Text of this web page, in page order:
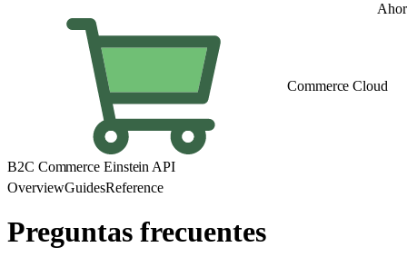
Commerce Cloud
B2C Commerce Einstein API
OverviewGuidesReference
Preguntas frecuentes